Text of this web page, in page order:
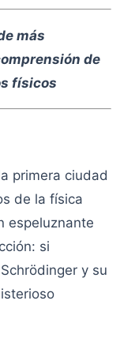
más
de
físicos
primera ciudad
de la física
espeluznante
si
y su